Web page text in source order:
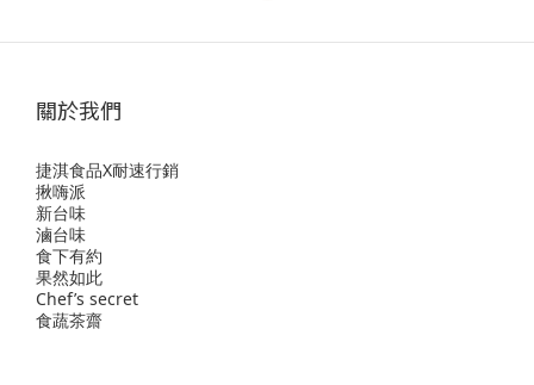
關於我們
捷淇食品X耐速行銷
揪嗨派
新台味
滷台味
食下有約
果然如此
Chef’s secret
食蔬茶齋